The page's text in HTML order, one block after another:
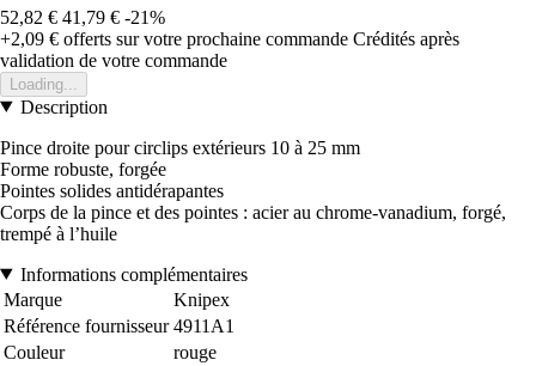
52,82 € 41,79 € -21%
+2,09 € offerts sur votre prochaine commande Crédités après
validation de votre commande
Loading...
Description
Pince droite pour circlips extérieurs 10 à 25 mm
Forme robuste, forgée
Pointes solides antidérapantes
Corps de la pince et des pointes : acier au chrome-vanadium, forgé,
trempé à l’huile
Informations complémentaires
Marque
Knipex
Référence fournisseur 4911A1
Couleur
rouge